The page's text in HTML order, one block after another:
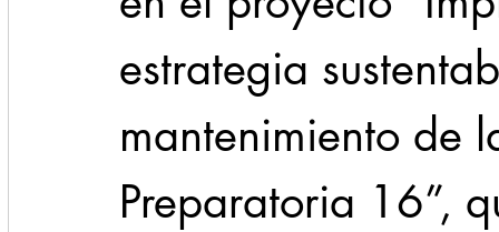
estrategia
mantenimiento de
Preparatoria 16”,